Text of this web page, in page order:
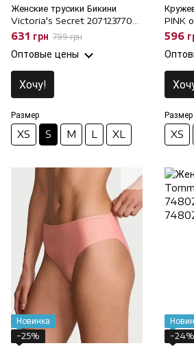
Женские трусики Бикини
Victoria's Secret 207123770
оранжевые, S
631 грн 799 грн
Оптовые цены
Хочу!
Размер
XS S M L XL
PINK
596
Размер
XS
Новинка
−25%
−24%